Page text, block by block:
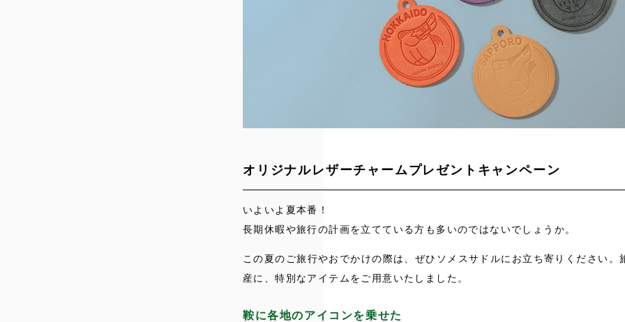
オリジナルレザーチャームプレゼントキャンペーン
いよいよ夏本番！
長期休暇や旅行の計画を立てている方も多いのではないでしょうか。
この夏のご旅行やおでかけの際は、ぜひソメスサドルにお立ち寄りください。
産に、特別なアイテムをご用意いたしました。
鞍に各地のアイコンを乗せた